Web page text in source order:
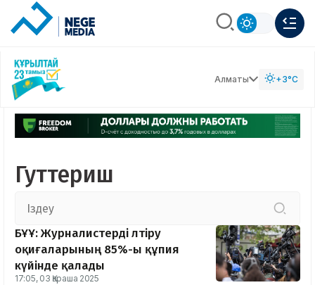
Алматы +3°C
Гуттериш
БҰҰ: Журналистерді өлтіру
оқиғаларының 85%-ы құпия
күйінде қалады
17:05, 03 Қараша 2025